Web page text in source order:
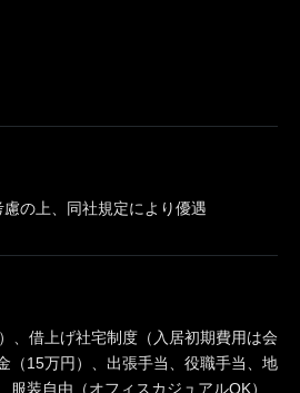
の上、同社規定により優遇
、借上げ社宅制度（入居初期費用は会
（15万円）、出張手当、役職手当、地
服装自由（オフィスカジュアルOK）